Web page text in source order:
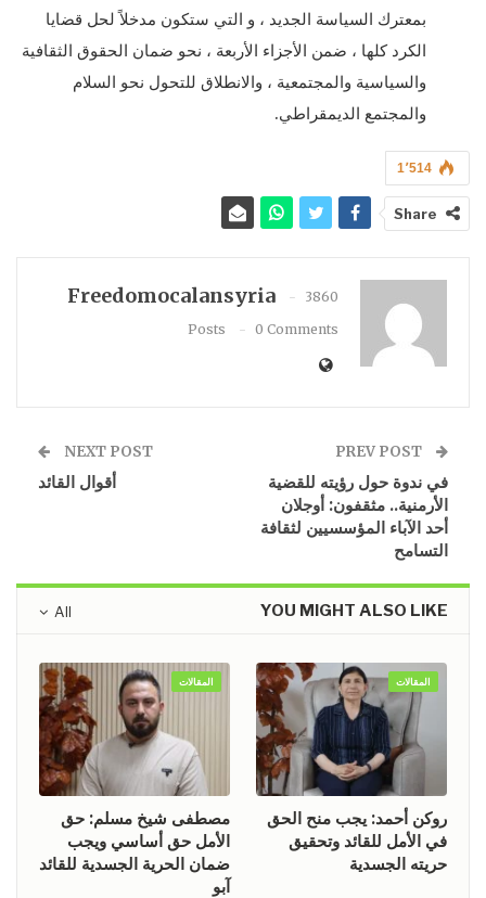
بمعترك السياسة الجديد ، و التي ستكون مدخلاً لحل قضايا
الكرد كلها ، ضمن الأجزاء الأربعة ، نحو ضمان الحقوق الثقافية
والسياسية والمجتمعية ، والانطلاق للتحول نحو السلام
والمجتمع الديمقراطي.
1٬514
Share
Freedomocalansyria
3860
Posts
0 Comments
في ندوة حول رؤيته للقضية
الأرمنية.. مثقفون: أوجلان
أحد الآباء المؤسسيين لثقافة
التسامح
NEXT POST
أقوال القائد
All YOU MIGHT ALSO LIKE
المقالات
روكن أحمد: يجب منح الحق
في الأمل للقائد وتحقيق
حريته الجسدية
المقالات
مصطفى شيخ مسلم: حق
الأمل حق أساسي ويجب
ضمان الحرية الجسدية للقائد
آبو